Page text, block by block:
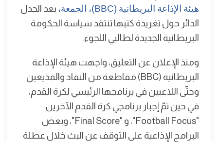
هيئة الإذاعة البريطانية (BBC)، الجمعة،
بعد الجدل
الدائر حول تغريدة كتبها تنتقد سياسة الحكومة
البريطانية الجديدة لطالبي اللجوء.
ومنذ الإعلان عن التعليق، واجهت هيئة الإذاعة
البريطانية (BBC) مقاطعة من النقاد والمذيعين
وحتّى اللاعبين في برنامجها الرئيسي لكرة القدم،
في حين تمّ إجبار برنامجي كرة القدم الآخرين
"Football Focus"، و "Final Score"، وبعض
البرامج الإذاعية على التوقف عن البث خلال عطلة